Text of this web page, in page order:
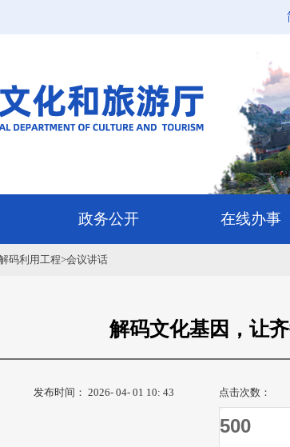
码利用工程>会议讲话
解码文化基因，让
发布时间： 2026- 04- 01 10: 43 点击次数：
500